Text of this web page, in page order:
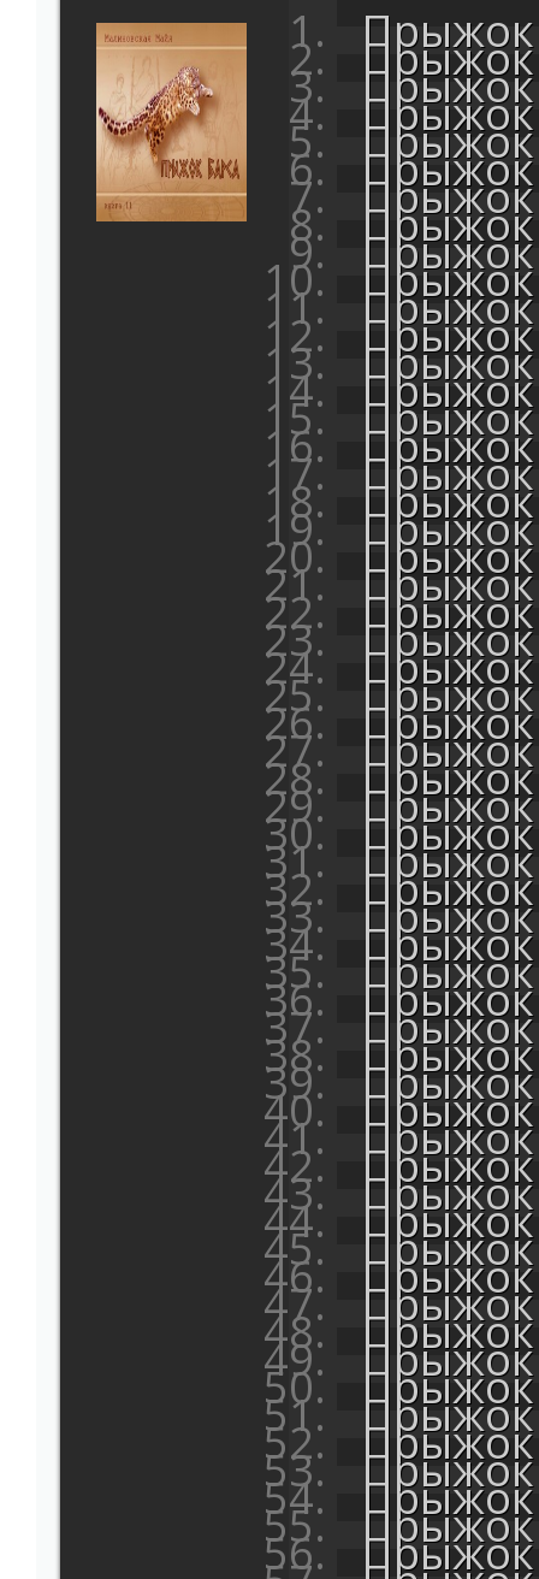
Прыжок
Прыжок
Прыжок
Прыжок
Прыжок
Прыжок
Прыжок
Прыжок
Прыжок
Прыжок
Прыжок
Прыжок
Прыжок
Прыжок
Прыжок
Прыжок
Прыжок
Прыжок
Прыжок
Прыжок
Прыжок
Прыжок
Прыжок
Прыжок
Прыжок
Прыжок
Прыжок
Прыжок
Прыжок
Прыжок
Прыжок
Прыжок
Прыжок
Прыжок
Прыжок
Прыжок
Прыжок
Прыжок
Прыжок
Прыжок
Прыжок
Прыжок
Прыжок
Прыжок
Прыжок
Прыжок
Прыжок
Прыжок
Прыжок
Прыжок
Прыжок
Прыжок
Прыжок
Прыжок
Прыжок
Прыжок